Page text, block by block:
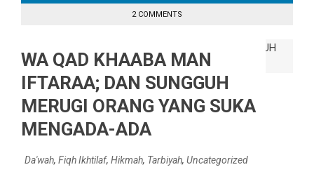
2 COMMENTS
WA QAD KHAABA MAN
IFTARAA; DAN SUNGGUH
MERUGI ORANG YANG SUKA
MENGADA-ADA
Da'wah, Fiqh Ikhtilaf, Hikmah, Tarbiyah, Uncategorized